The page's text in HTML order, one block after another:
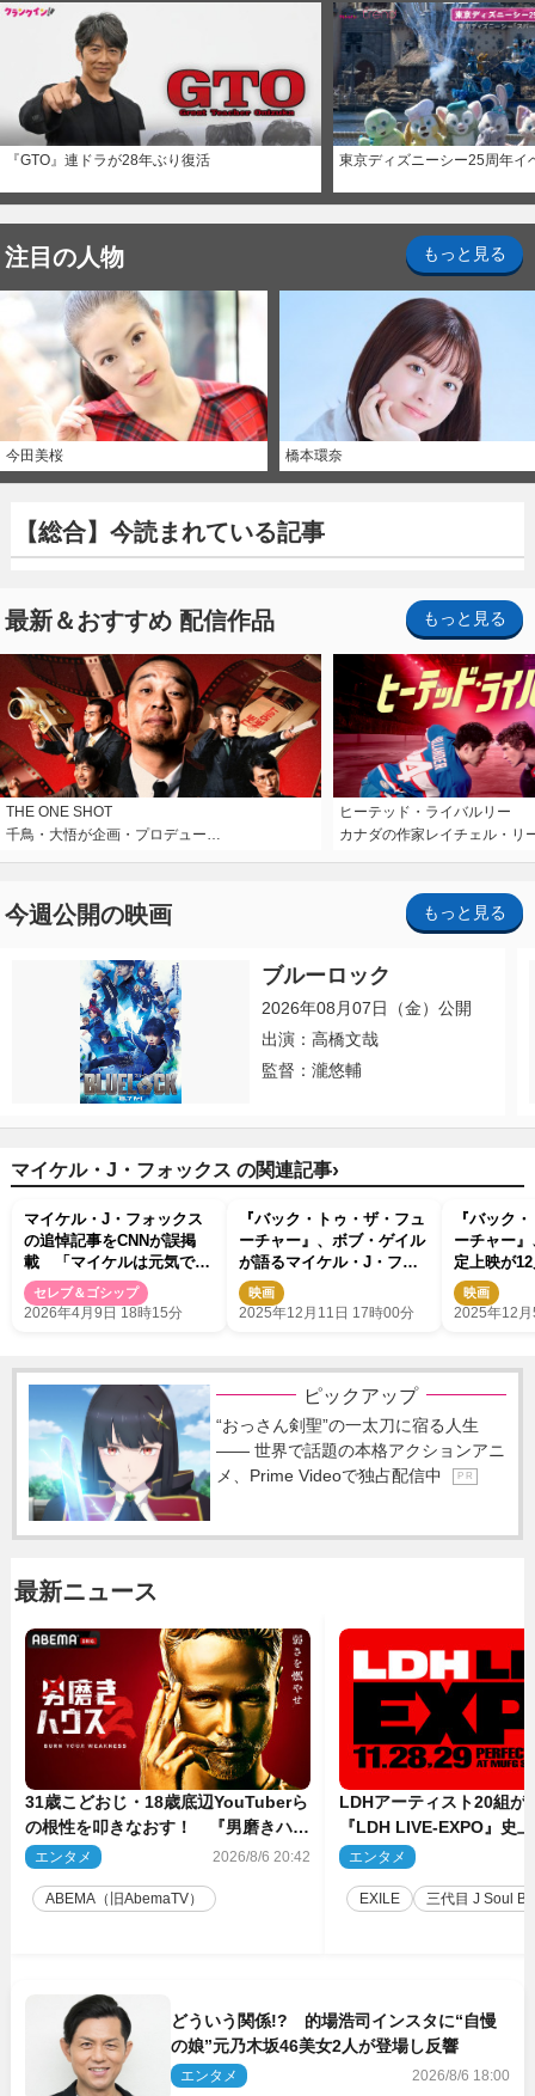
『GTO』連ドラが28年ぶり復活 東京ディズニーシー25周年イ
注目の人物 もっと見る
今田美桜 橋本環奈
【総合】今読まれている記事
最新＆おすすめ 配信作品 もっと見る
THE ONE SHOT
千鳥・大悟が企画・プロデュー…
ヒーテッド・ライバルリー
カナダの作家レイチェル・リ
今週公開の映画 もっと見る
ブルーロック
2026年08月07日（金）公開
出演：高橋文哉
監督：瀧悠輔
マイケル・J・フォックス の関連記事›
マイケル・J・フォックス
の追悼記事をCNNが誤掲
載 「マイケルは元気で
す」代理人が生存報告
セレブ＆ゴシップ
2026年4月9日 18時15分
『バック・トゥ・ザ・フュ
ーチャー』、ボブ・ゲイル
が語るマイケル・J・フォ
ックスとの運命の出会い
＜奇跡の一夜＞を振り返る
映画
2025年12月11日 17時00分
『バック
ーチャー
定上映が
ーティ役
ォックス
映画
2025年12
ピックアップ
“おっさん剣聖”の一太刀に宿る人生
―― 世界で話題の本格アクションアニ
メ、Prime Videoで独占配信中
P R
最新ニュース
31歳こどおじ・18歳底辺YouTuberら
の根性を叩きなおす！ 『男磨きハウ
ス』第2弾コーチ陣発表
エンタメ 2026/8/6 20:42
ABEMA（旧AbemaTV）
LDHアーティスト20組
『LDH LIVE‐EXPO』史
技場で開催決定
エンタメ
EXILE 三代目 J Soul
どういう関係!? 的場浩司インスタに“自慢
の娘”元乃木坂46美女2人が登場し反響
エンタメ 2026/8/6 18:00